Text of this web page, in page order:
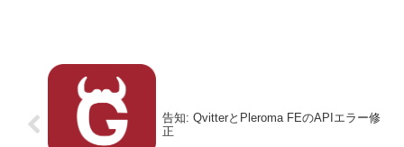
告知: QvitterとPleroma FEのAPIエラー修
正